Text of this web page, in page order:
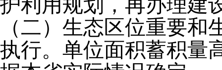
护利用规划，再办理建
（二）生态区位重要
执行。单位面积蓄积量